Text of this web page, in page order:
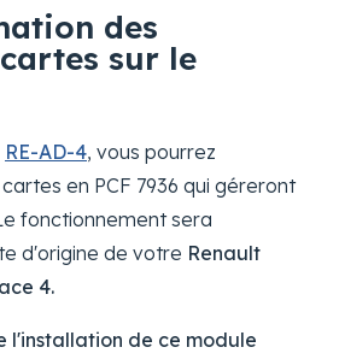
des
sur le
RE-AD-4, vous pourrez
en PCF 7936 qui géreront
fonctionnement sera
d'origine de votre Renault
4.
l'installation de ce module